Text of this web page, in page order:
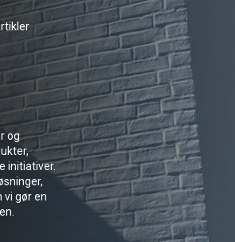
og
initiativer.
vi gør en